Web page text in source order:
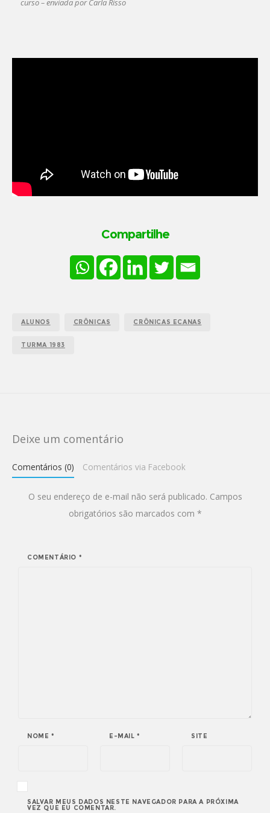
curso – enviada por Carla Risso
Compartilhe
ALUNOS CRÔNICAS CRÔNICAS ECANAS
TURMA 1983
Deixe um comentário
Comentários (0) Comentários via Facebook
O seu endereço de e-mail não será publicado. Campos
obrigatórios são marcados com *
COMENTÁRIO *
NOME * E-MAIL* SITE
SALVAR MEUS DADOS NESTE NAVEGADOR PARA A PRÓXIMA
VEZ QUE EU COMENTAR.